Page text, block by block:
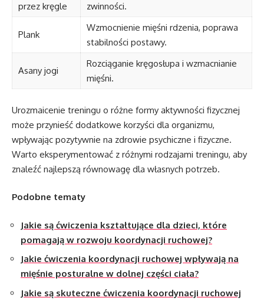
przez kręgle
zwinności.
Plank
Wzmocnienie mięśni rdzenia, poprawa
stabilności postawy.
Asany jogi
Rozciąganie kręgosłupa i wzmacnianie
mięśni.
Urozmaicenie treningu o różne formy aktywności fizycznej
może przynieść dodatkowe korzyści dla organizmu,
wpływając pozytywnie na zdrowie psychiczne i fizyczne.
Warto eksperymentować z różnymi rodzajami treningu, aby
znaleźć najlepszą równowagę dla własnych potrzeb.
Podobne tematy
Jakie są ćwiczenia kształtujące dla dzieci, które
pomagają w rozwoju koordynacji ruchowej?
Jakie ćwiczenia koordynacji ruchowej wpływają na
mięśnie posturalne w dolnej części ciała?
Jakie są skuteczne ćwiczenia koordynacji ruchowej